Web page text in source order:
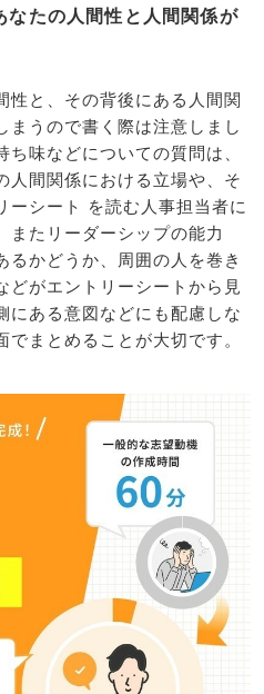
なたの人間性と人間関係が
性と、その背後にある人間関
まうので書く際は注意しまし
味などについての質問は、
人間関係における立場や、そ
ーシート を読む人事担当者に
またリーダーシップの能力
るかどうか、周囲の人を巻き
どがエントリーシートから見
にある意図などにも配慮しな
まとめることが大切です。